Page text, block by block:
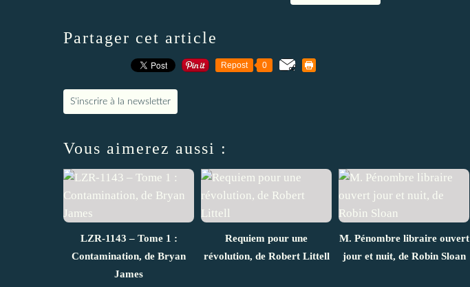
Partager cet article
Repost 0
S'inscrire à la newsletter
Vous aimerez aussi :
LZR-1143 – Tome 1 :
Contamination, de Bryan
James
Requiem pour une
révolution, de Robert Littell
M. Pénombre libraire ouvert
jour et nuit, de Robin Sloan